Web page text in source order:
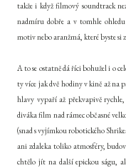
takže i když filmový soundtrack
nadmíru dobře a v tomhle
motiv nebo aranžmá, které byste si
A to se ostatně dá říci bohužel i o
ty více jak dvě hodiny v kině až na
hlavy vypaří až překvapivě
diváka film nad rámec občasné
(snad s vyjímkou robotického
ani zdaleka toliko atmosféry,
chtělo jít na další epickou ságu,